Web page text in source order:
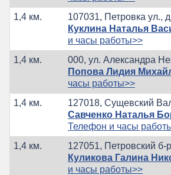
1,4 км.
107031, Петровка ул.,
Куклина Наталья
и часы работы>>
1,4 км.
000, ул. Александра
Попова Лидия
часы работы>>
1,4 км.
127018, Сущевский
Савченко Наталья
Телефон и часы
1,4 км.
127051, Петровский б-
Куликова Галина
и часы работы>>